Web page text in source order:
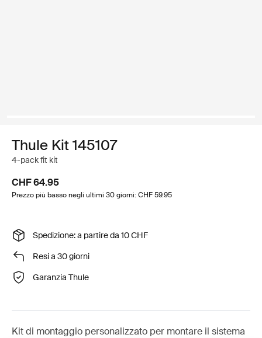
Thule Kit 145107
4-pack fit kit
CHF 64.95
Prezzo più basso negli ultimi 30 giorni: CHF 59.95
Spedizione: a partire da 10 CHF
Resi a 30 giorni
Garanzia Thule
Kit di montaggio personalizzato per montare il sistema